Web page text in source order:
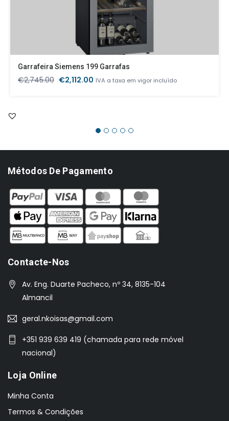
Garrafeira Siemens 199 Garrafas
€2,745.00 O
€2,112.00 O
IVA a taxa em vigor incluído
Métodos De Pagamento
Contacte-Nos
Av. Eng. Duarte Pacheco, nº 34, 8135-104
Almancil
geral.nkoisas@gmail.com
+351 939 639 419 (chamada para rede móvel
nacional)
Loja Online
Minha Conta
Termos & Condições